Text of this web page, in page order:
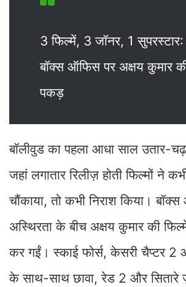
3 फिल्में, 3 जॉनर, 1
बॉक्स ऑफिस पर अक्षय कुमार
पकड़
बॉलीवुड का पहला आधा साल उतार-
जहां लगातार रिलीज़ होती फिल्मों ने
चौंकाया, तो कभी निराश किया।
अस्थिरता के बीच अक्षय कुमार की
कर गईं। स्काई फोर्स, केसरी चैप्टर
के साथ-साथ छावा, रेड 2 और सितारे